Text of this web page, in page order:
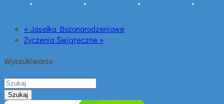
« Jasełka Bożonarodzeniowe
Życzenia Świąteczne »
Wyszukiwanie